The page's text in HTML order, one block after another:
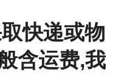
快递或物
含运费,我